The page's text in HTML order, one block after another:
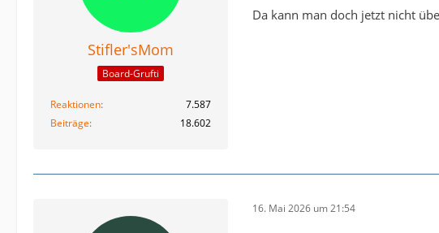
Stifler'sMom
Board-Grufti
Reaktionen
7.587
Beiträge
18.602
Da kann man doch jetzt nicht
16. Mai 2026 um 21:54